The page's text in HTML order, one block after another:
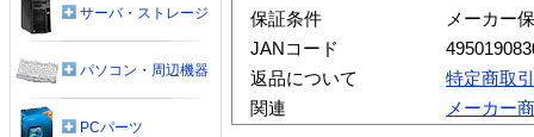
保証条件
メーカー
JANコード
返品について
特定商取
関連
メーカー
サーバ・ストレージ
パソコン・周辺機器
PCパーツ